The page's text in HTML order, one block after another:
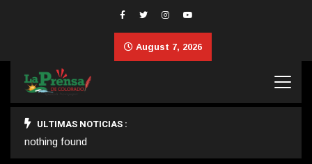
August 7, 2026
ULTIMAS NOTICIAS :
nothing found